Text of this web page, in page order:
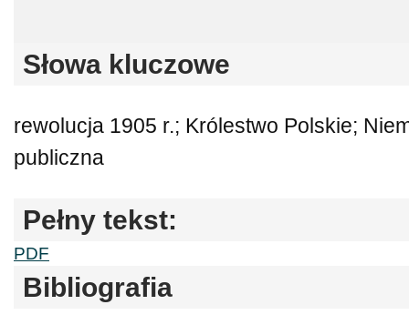
Słowa kluczowe
rewolucja 1905 r.; Królestwo Polskie;
publiczna
Pełny tekst:
PDF
Bibliografia